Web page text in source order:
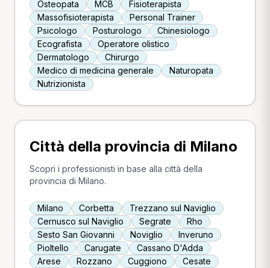
Osteopata MCB
Fisioterapista
Massofisioterapista
Personal Trainer
Psicologo
Posturologo
Chinesiologo
Ecografista
Operatore olistico
Dermatologo
Chirurgo
Medico di medicina generale
Naturopata
Nutrizionista
Città della provincia di Milano
Scopri i professionisti in base alla città della
provincia di Milano.
Milano Corbetta
Trezzano sul Naviglio
Cernusco sul Naviglio
Segrate
Rho
Sesto San Giovanni
Noviglio
Inveruno
Pioltello
Carugate
Cassano D'Adda
Arese
Rozzano Cuggiono
Cesate